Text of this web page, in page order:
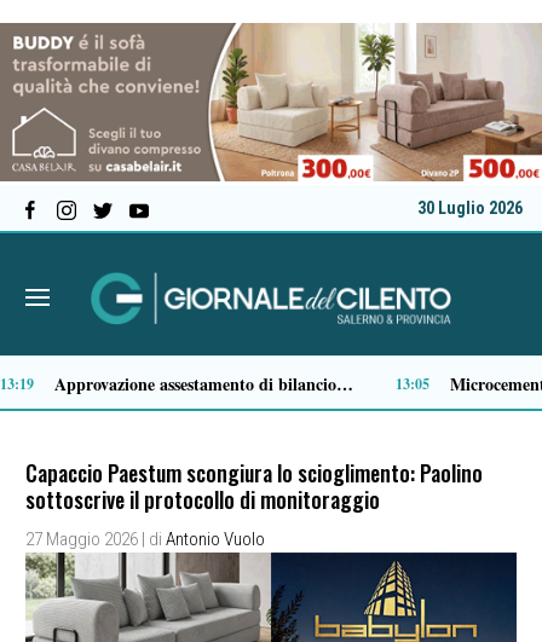
30 Luglio 2026
11:36 11:15
Capaccio Paestum scongiura lo scioglimento: Paolino
sottoscrive il protocollo di monitoraggio
27 Maggio 2026 | di Antonio Vuolo